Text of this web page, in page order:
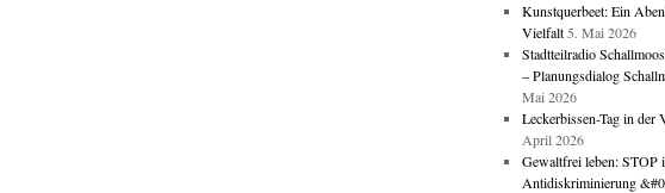
Kunstquerbeet: Ein
Vielfalt 5. Mai 2026
Stadtteilradio
– Planungsdialog
Mai 2026
Leckerbissen-Tag in der
April 2026
Gewaltfrei leben: STOP
Antidiskriminierung